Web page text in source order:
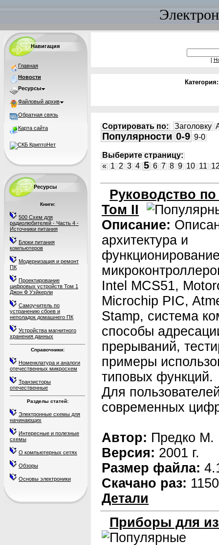
Навигация
Главная
Новости
Ресурсы
Файловый архив
Обратная связь
Карта сайта
Ресурсы
Книги:
500 Схем для
радиолюбителей - Часть 4 -
Источники питания
Блоки питания
компьютеров
Модернизация и ремонт
ПК
Проектирование
цифровых устройств Том 1
Джон Ф Уэйкерли
Самоучитель по
устранению сбоев и
неполадок домашнего ПК
Устройства магнитного
хранения данных
Справочники:
Номенклатура и аналоги
отечественных микросхем
Транзисторы
отечественные
Разделы статей:
Электронные схемы для
начинающих
Интересные и полезные
схемы
О компьютерных сетях
Обзоры
Основы электроники
[
Сортировать по: Заголовку
Популярности 0-9 9-0
Выберите страницу:
« 1 2 3 4 5 6 7 8 9 10 11
Руководство
Том II
Описание:
архитектура и
Intel MCS51,
Microchip PIC,
Stamp, система
способы
прерываний,
примеры
типовых функций.
Для
современных
Автор: Предко М.
Версия: 2001 г.
Размер файла:
Скачано раз: 1150
Детали
Приборы для